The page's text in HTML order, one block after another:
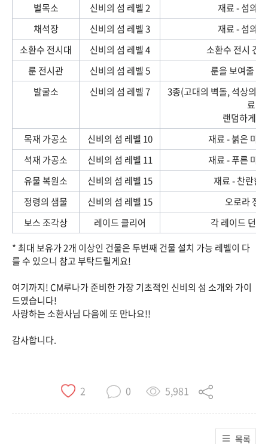
벌목소
신비의 섬 레벨 2
재료 - 섬의
채석장
신비의 섬 레벨 3
재료 - 섬의
소환수 전시대
신비의 섬 레벨 4
소환수 전시 건
룬 전시관
신비의 섬 레벨 5
룬을 보여줄 수
발굴소
신비의 섬 레벨 7
3종(고대의 벽돌, 석상의
료 중
랜덤하게 1
목재 가공소
신비의 섬 레벨 10
재료 - 붉은 마
석재 가공소
신비의 섬 레벨 11
재료 - 푸른 마
유물 복원소
신비의 섬 레벨 15
재료 - 찬란한
정령의 샘물
신비의 섬 레벨 15
오로라 정
보스 조각상
레이드 클리어
각 레이드 던전
* 최대 보유가 2개 이상인 건물은 두번째 건물 설치 가능 레벨이 다
를 수 있으니 참고 부탁드릴게요!
여기까지! CM루나가 준비한 가장 기초적인 신비의 섬 소개와 가이
드였습니다!
사랑하는 소환사님 다음에 또 만나요!!
감사합니다.
2 0 5,981
목록